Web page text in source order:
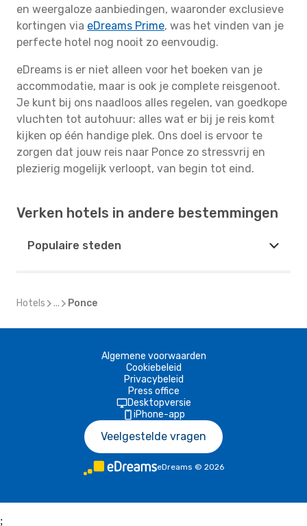
en weergaloze aanbiedingen, waaronder exclusieve
kortingen via eDreams Prime, was het vinden van je
perfecte hotel nog nooit zo eenvoudig.
eDreams is er niet alleen voor het boeken van je
accommodatie, maar is ook je complete reisgenoot.
Je kunt bij ons naadloos alles regelen, van goedkope
vluchten tot autohuur: alles wat er bij je reis komt
kijken op één handige plek. Ons doel is ervoor te
zorgen dat jouw reis naar Ponce zo stressvrij en
plezierig mogelijk verloopt, van begin tot eind.
Verken hotels in andere bestemmingen
Populaire steden
Hotels ... Ponce
Algemene voorwaarden
Cookiebeleid
Privacybeleid
Press office
Desktopversie
iPhone-app
Veelgestelde vragen
eDreams © 2026
;